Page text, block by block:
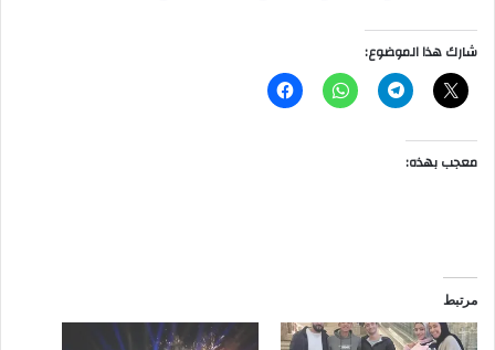
شارك هذا الموضوع:
معجب بهذه:
مرتبط